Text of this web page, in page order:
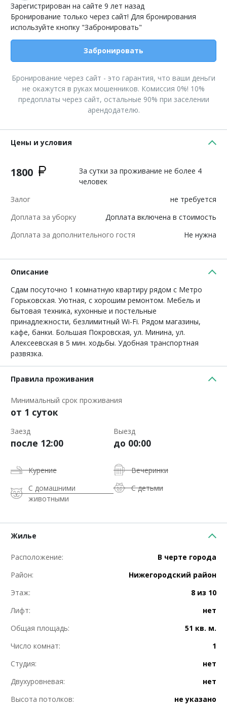
Зарегистрирован на сайте 9 лет назад
Бронирование только через сайт! Для бронирования
используйте кнопку "Забронировать"
Забронировать
Бронирование через сайт - это гарантия, что ваши деньги
не окажутся в руках мошенников. Комиссия 0%! 10%
предоплаты через сайт, остальные 90% при заселении
арендодателю.
Цены и условия
1800
За сутки за проживание не более 4
человек
Залог
не требуется
Доплата за уборку
Доплата включена в стоимость
Доплата за дополнительного гостя
Не нужна
Описание
Сдам посуточно 1 комнатную квартиру рядом с Метро
Горьковская. Уютная, с хорошим ремонтом. Мебель и
бытовая техника, кухонные и постельные
принадлежности, безлимитный Wi-Fi. Рядом магазины,
кафе, банки. Большая Покровская, ул. Минина, ул.
Алексеевская в 5 мин. ходьбы. Удобная транспортная
развязка.
Правила проживания
Минимальный срок проживания
от 1 суток
Заезд
после 12:00
Выезд
до 00:00
Курение
Вечеринки
С домашними
животными
С детьми
Жилье
Расположение:
В черте города
Район:
Нижегородский район
Этаж:
8 из 10
Лифт:
нет
Общая площадь:
51 кв. м.
Число комнат:
1
Студия:
нет
Двухуровневая:
нет
Высота потолков:
не указано